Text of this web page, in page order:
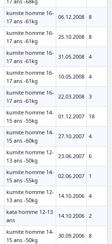
kumite homme 16-
17 ans -61kg
06.12.2008 8
kumite homme 16-
17 ans -61kg
25.10.2008 8
kumite homme 16-
17 ans -61kg
31.05.2008 4
kumite homme 16-
17 ans -61kg
10.05.2008 4
kumite homme 16-
17 ans -61kg
22.03.2008 3
kumite homme 14-
15 ans -55kg
01.12.2007 18
kumite homme 14-
15 ans -60kg
27.10.2007 4
kumite homme 12-
13 ans -50kg
23.06.2007 6
kumite homme 14-
15 ans -55kg
02.06.2007 1
kumite homme 12-
13 ans -50kg
14.10.2006 4
kata homme 12-13
ans
14.10.2006 2
kumite homme 14-
15 ans -50kg
30.09.2006 8